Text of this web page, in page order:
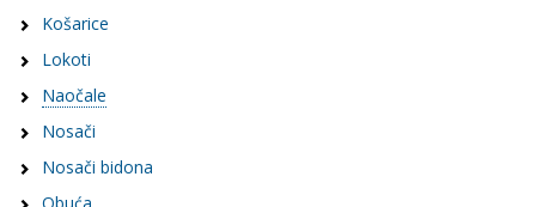
Košarice
Lokoti
Naočale
Nosači
Nosači bidona
Obuća